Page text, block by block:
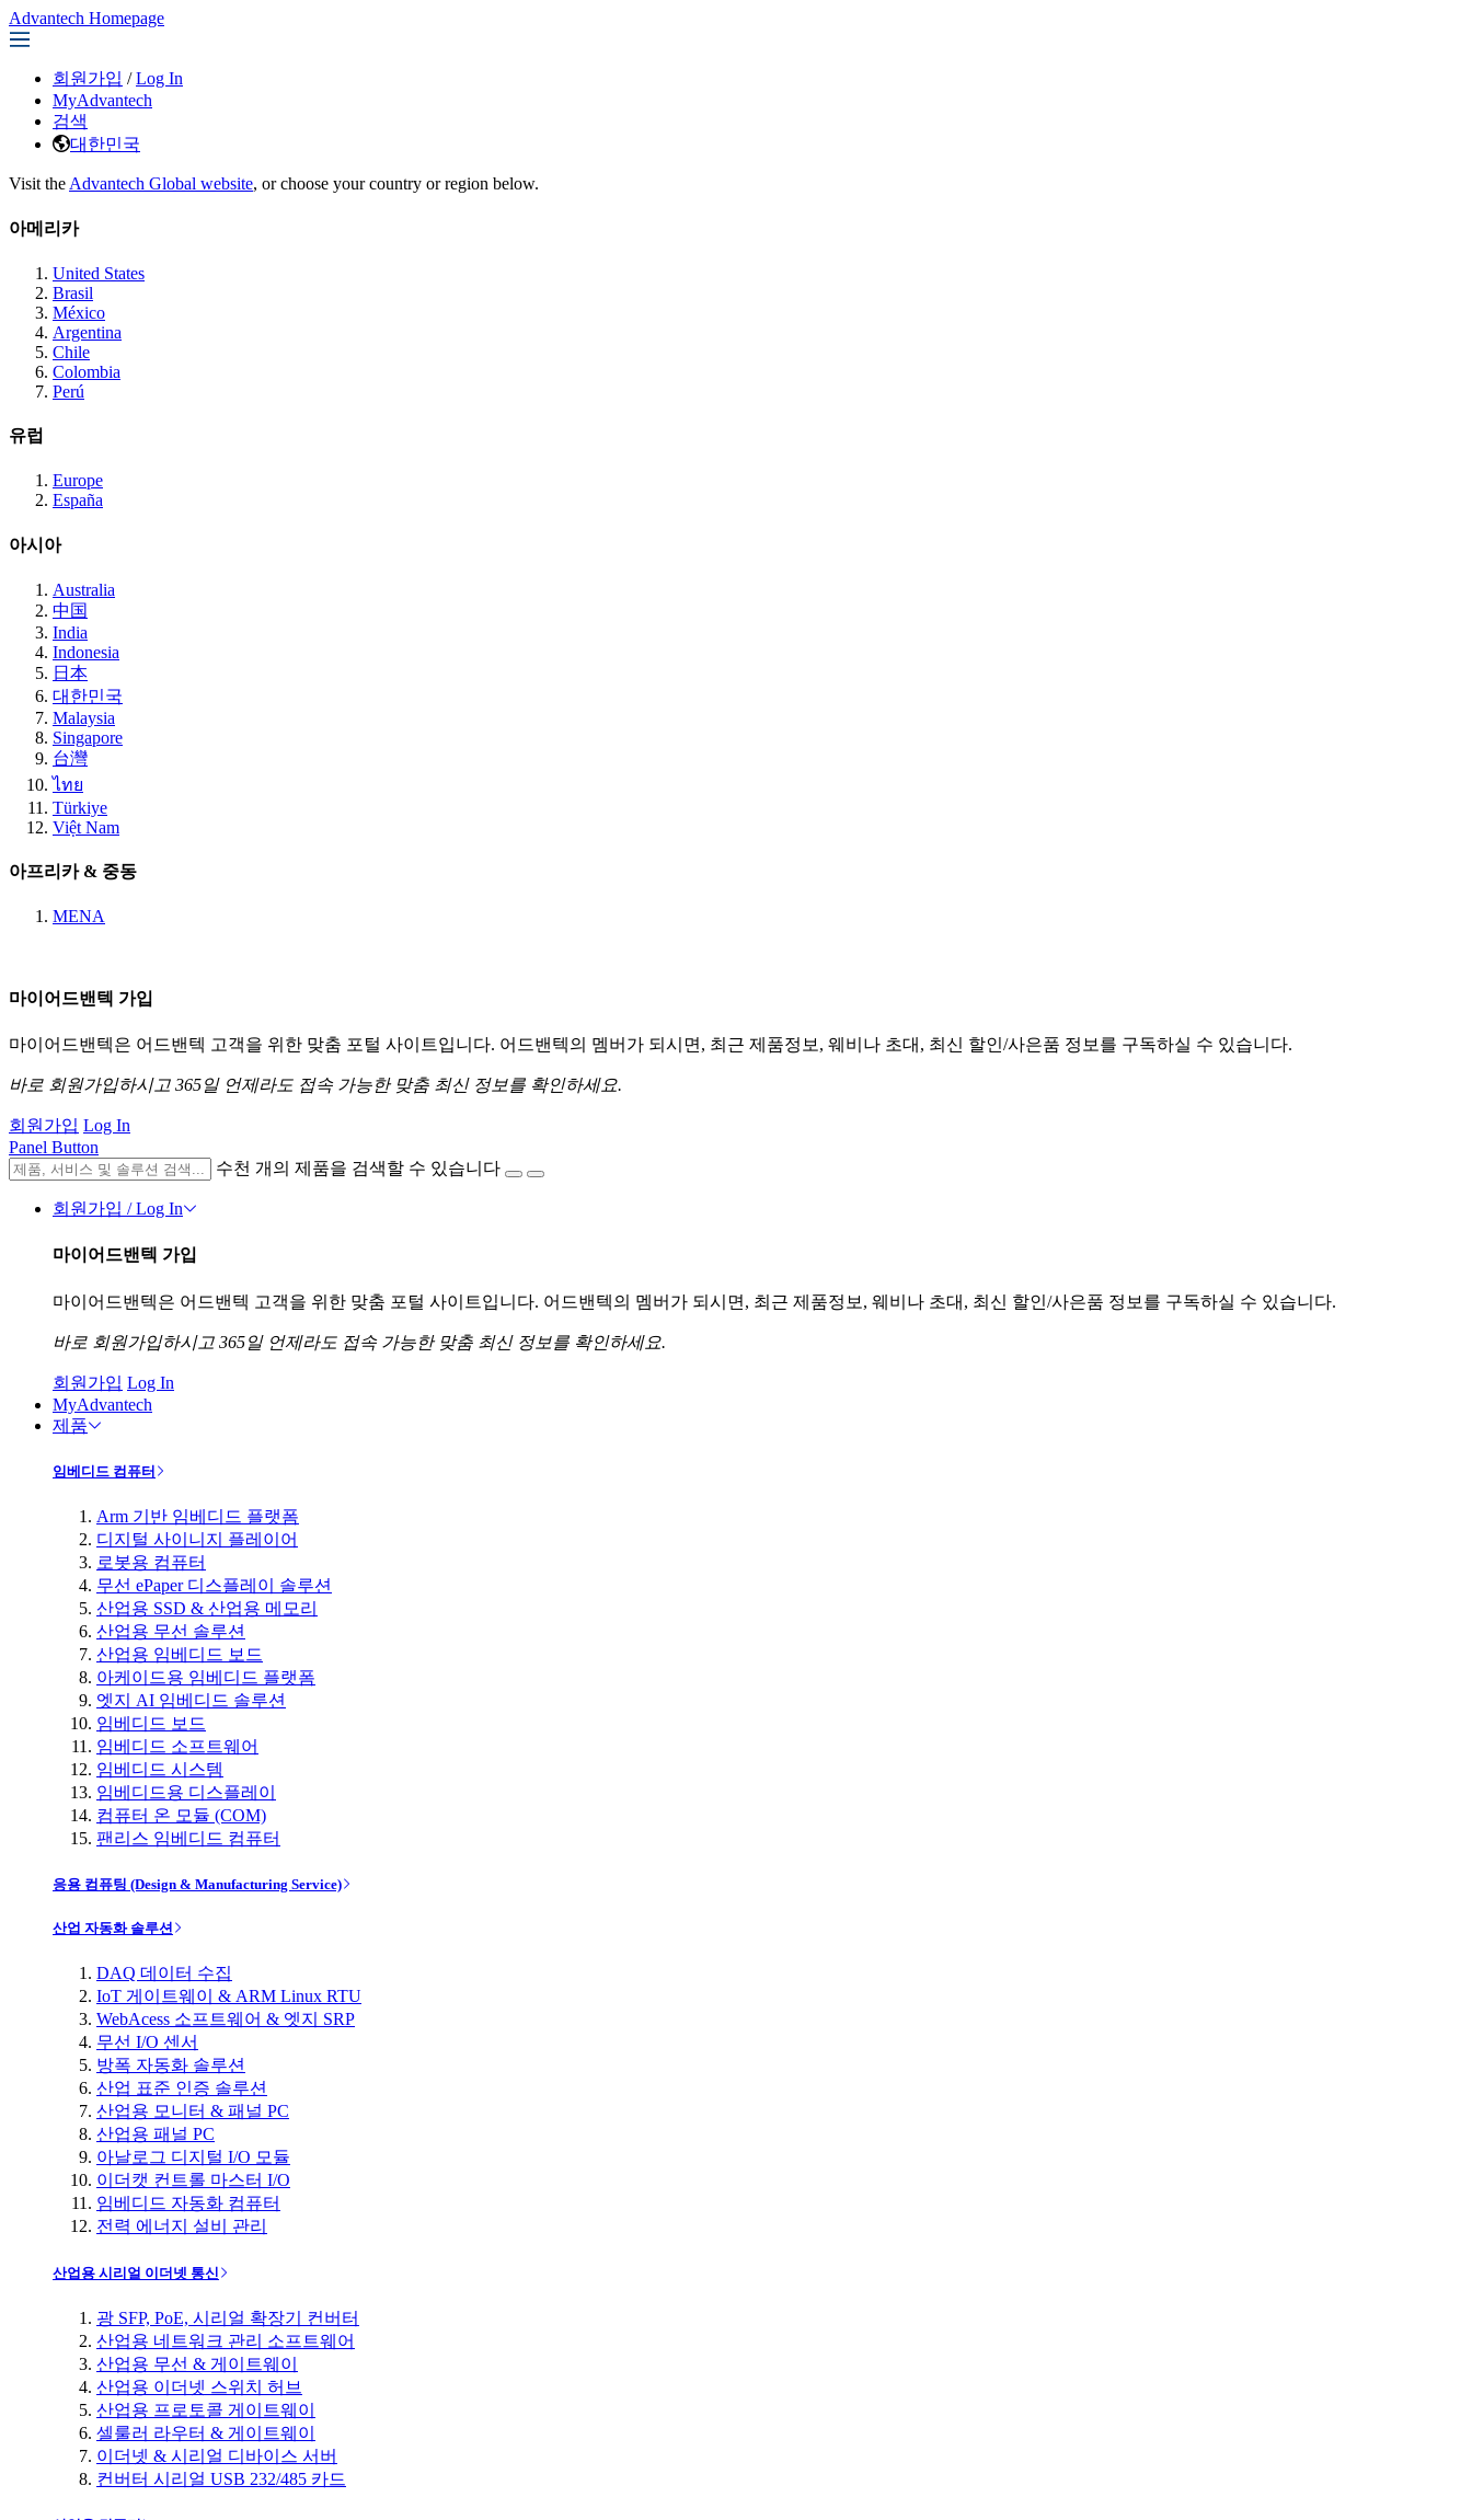
Advantech Homepage
회원가입 / Log In
MyAdvantech
검색
대한민국
Visit the Advantech Global website, or choose your country or region below.
아메리카
United States
Brasil
México
Argentina
Chile
Colombia
Perú
유럽
Europe
España
아시아
Australia
中国
India
Indonesia
日本
대한민국
Malaysia
Singapore
台灣
ไทย
Türkiye
Việt Nam
아프리카 & 중동
MENA
마이어드밴텍 가입
마이어드밴텍은 어드밴텍 고객을 위한 맞춤 포털 사이트입니다. 어드밴텍의 멤버가 되시면, 최근 제품정보, 웨비나 초대, 최신 할인/사은품 정보를 구독하실 수 있습니다.
바로 회원가입하시고 365일 언제라도 접속 가능한 맞춤 최신 정보를 확인하세요.
회원가입 Log In
Panel Button
수천 개의 제품을 검색할 수 있습니다
회원가입 / Log In
마이어드밴텍 가입
마이어드밴텍은 어드밴텍 고객을 위한 맞춤 포털 사이트입니다. 어드밴텍의 멤버가 되시면, 최근 제품정보, 웨비나 초대, 최신 할인/사은품 정보를 구독하실 수 있습니다.
바로 회원가입하시고 365일 언제라도 접속 가능한 맞춤 최신 정보를 확인하세요.
회원가입 Log In
MyAdvantech
제품
임베디드 컴퓨터
Arm 기반 임베디드 플랫폼
디지털 사이니지 플레이어
로봇용 컴퓨터
무선 ePaper 디스플레이 솔루션
산업용 SSD & 산업용 메모리
산업용 무선 솔루션
산업용 임베디드 보드
아케이드용 임베디드 플랫폼
엣지 AI 임베디드 솔루션
임베디드 보드
임베디드 소프트웨어
임베디드 시스템
임베디드용 디스플레이
컴퓨터 온 모듈 (COM)
팬리스 임베디드 컴퓨터
응용 컴퓨팅 (Design & Manufacturing Service)
산업 자동화 솔루션
DAQ 데이터 수집
IoT 게이트웨이 & ARM Linux RTU
WebAcess 소프트웨어 & 엣지 SRP
무선 I/O 센서
방폭 자동화 솔루션
산업 표준 인증 솔루션
산업용 모니터 & 패널 PC
산업용 패널 PC
아날로그 디지털 I/O 모듈
이더캣 컨트롤 마스터 I/O
임베디드 자동화 컴퓨터
전력 에너지 설비 관리
산업용 시리얼 이더넷 통신
광 SFP, PoE, 시리얼 확장기 컨버터
산업용 네트워크 관리 소프트웨어
산업용 무선 & 게이트웨이
산업용 이더넷 스위치 허브
산업용 프로토콜 게이트웨이
셀룰러 라우터 & 게이트웨이
이더넷 & 시리얼 디바이스 서버
컨버터 시리얼 USB 232/485 카드